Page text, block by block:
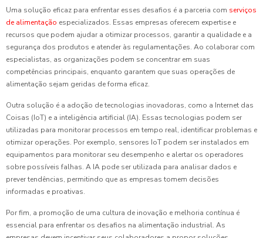
Uma solução eficaz para enfrentar esses desafios é a parceria com serviços
de alimentação especializados. Essas empresas oferecem expertise e
recursos que podem ajudar a otimizar processos, garantir a qualidade e a
segurança dos produtos e atender às regulamentações. Ao colaborar com
especialistas, as organizações podem se concentrar em suas
competências principais, enquanto garantem que suas operações de
alimentação sejam geridas de forma eficaz.
Outra solução é a adoção de tecnologias inovadoras, como a Internet das
Coisas (IoT) e a inteligência artificial (IA). Essas tecnologias podem ser
utilizadas para monitorar processos em tempo real, identificar problemas e
otimizar operações. Por exemplo, sensores IoT podem ser instalados em
equipamentos para monitorar seu desempenho e alertar os operadores
sobre possíveis falhas. A IA pode ser utilizada para analisar dados e
prever tendências, permitindo que as empresas tomem decisões
informadas e proativas.
Por fim, a promoção de uma cultura de inovação e melhoria contínua é
essencial para enfrentar os desafios na alimentação industrial. As